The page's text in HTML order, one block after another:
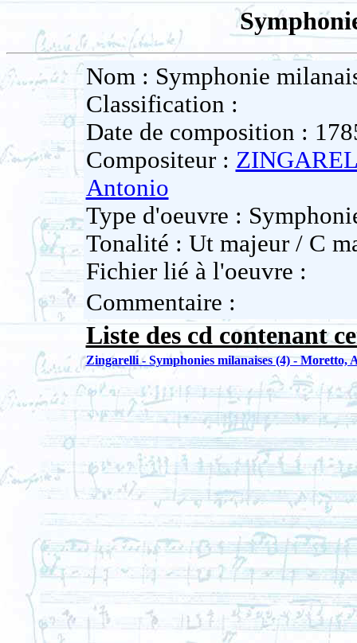
Nom : Symphonie
Classification :
Date de composition :
Compositeur :
Antonio
Type d'oeuvre :
Tonalité : Ut majeur / C
Fichier lié à l'oeuvre :
Commentaire :
Liste des cd contenant
Zingarelli - Symphonies milanaises (4) - Moretto,